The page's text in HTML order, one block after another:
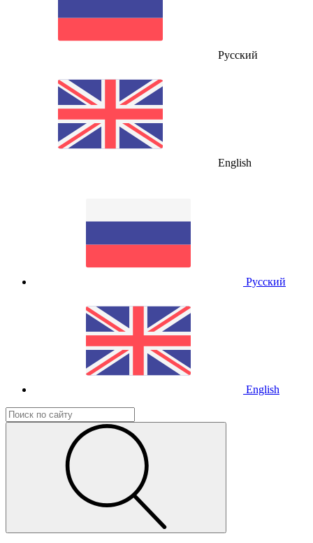
Русский
English
Русский
English